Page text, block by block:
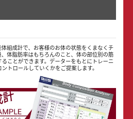
組成計で、お客様のお体の状態をくまなくチ
体脂肪率はもちろんのこと、体の部位別の筋
ことができます。データーをもとにトレーニ
トロールしていくかをご提案します。